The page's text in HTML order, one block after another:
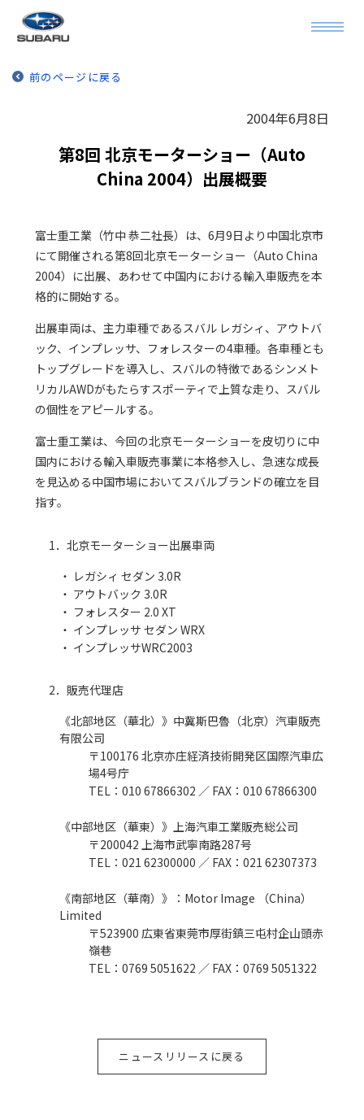
前のページに戻る
2004年6月8日
第8回 北京モーターショー（Auto
China 2004）出展概要
富士重工業（竹中 恭二社長）は、6月9日より中国北京市
にて開催される第8回北京モーターショー（Auto China
2004）に出展、あわせて中国内における輸入車販売を本
格的に開始する。
出展車両は、主力車種であるスバル レガシィ、アウトバ
ック、インプレッサ、フォレスターの4車種。各車種とも
トップグレードを導入し、スバルの特徴であるシンメト
リカルAWDがもたらすスポーティで上質な走り、スバル
の個性をアピールする。
富士重工業は、今回の北京モーターショーを皮切りに中
国内における輸入車販売事業に本格参入し、急速な成長
を見込める中国市場においてスバルブランドの確立を目
指す。
1．北京モーターショー出展車両
・ レガシィ セダン 3.0R
・ アウトバック 3.0R
・ フォレスター 2.0 XT
・ インプレッサ セダン WRX
・ インプレッサWRC2003
2．販売代理店
《北部地区（華北）》中冀斯巴魯（北京）汽車販売
有限公司
〒100176 北京亦庄経済技術開発区国際汽車広
場4号庁
TEL：010 67866302 ／ FAX：010 67866300
《中部地区（華東）》上海汽車工業販売総公司
〒200042 上海市武寧南路287号
TEL：021 62300000 ／ FAX：021 62307373
《南部地区（華南）》：Motor Image （China）
Limited
〒523900 広東省東莞市厚街鎮三屯村企山頭赤
嶺巷
TEL：0769 5051622 ／ FAX：0769 5051322
ニュースリリースに戻る